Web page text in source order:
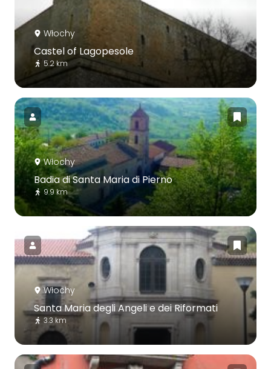
Włochy
Castel of Lagopesole
5.2 km
Włochy
Badia di Santa Maria di Pierno
9.9 km
Włochy
Santa Maria degli Angeli e dei Riformati
3.3 km